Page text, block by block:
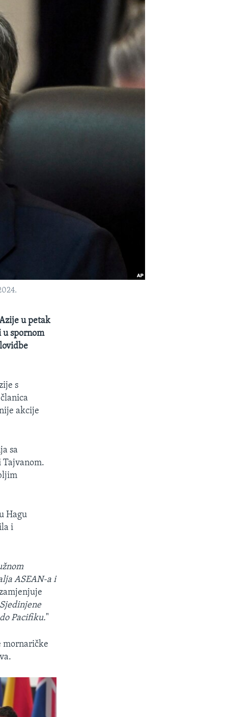
u petak
u spornom
s
akcije
sa
Hagu
i
ASEAN-a i
Sjedinjene
Pacifiku."
mornaričke